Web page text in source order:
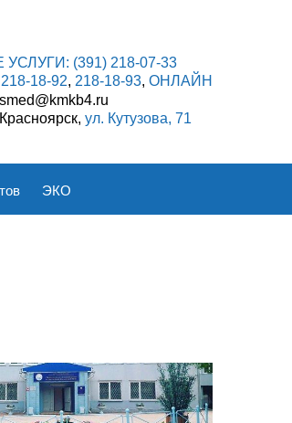
УСЛУГИ: (391) 218-07-33
218-18-92, 218-18-93, ОНЛАЙН
ул. Кутузова, 71
ЭКО